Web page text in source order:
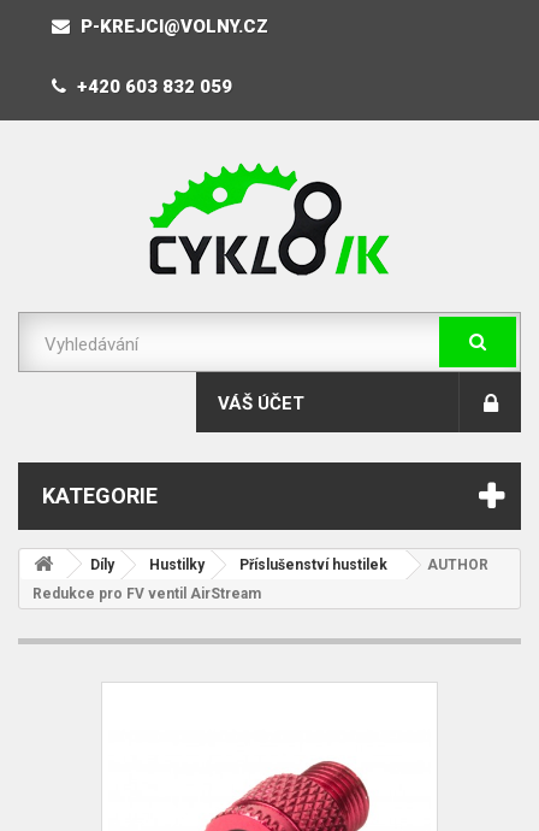
P-KREJCI@VOLNY.CZ
+420 603 832 059
VÁŠ ÚČET
KATEGORIE
Díly Hustilky Příslušenství hustilek
AUTHOR
Redukce pro FV ventil AirStream